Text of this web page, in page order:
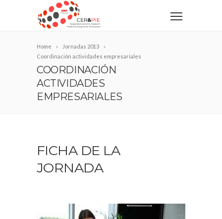
Home
Jornadas 2013
Coordinación actividades empresariales
COORDINACIÓN
ACTIVIDADES
EMPRESARIALES
FICHA DE LA
JORNADA